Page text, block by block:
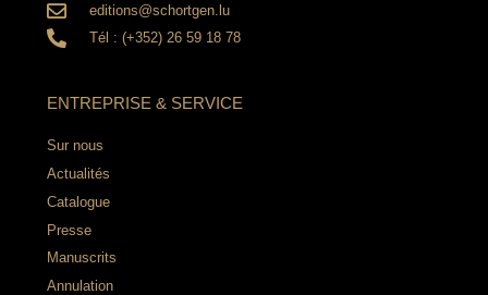
editions@schortgen.lu
Tél : (+352) 26 59 18 78
ENTREPRISE & SERVICE
Sur nous
Actualités
Catalogue
Presse
Manuscrits
Annulation